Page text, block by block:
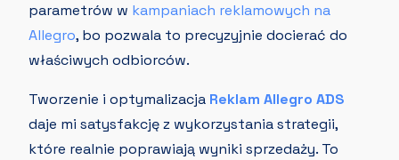
parametrów w kampaniach reklamowych na
Allegro, bo pozwala to precyzyjnie docierać do
właściwych odbiorców.
Tworzenie i optymalizacja Reklam Allegro ADS
daje mi satysfakcję z wykorzystania strategii,
które realnie poprawiają wyniki sprzedaży. To